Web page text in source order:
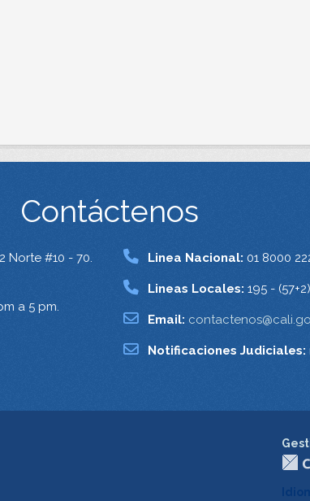
Contáctenos
Norte #10 - 70.
a 5 pm.
Linea Nacional: 01 8000
Lineas Locales: 195 -
Email:
Notificaciones Judiciales: